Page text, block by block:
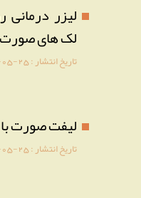
لیزر
لک های صورت
تاریخ انتشار :25
لیفت صورت
تاریخ انتشار :25